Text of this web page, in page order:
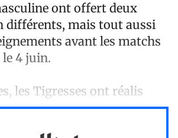
ont offert deux
différents, mais tout aussi
avant les matchs
4 juin.
les Tigresses ont réalis